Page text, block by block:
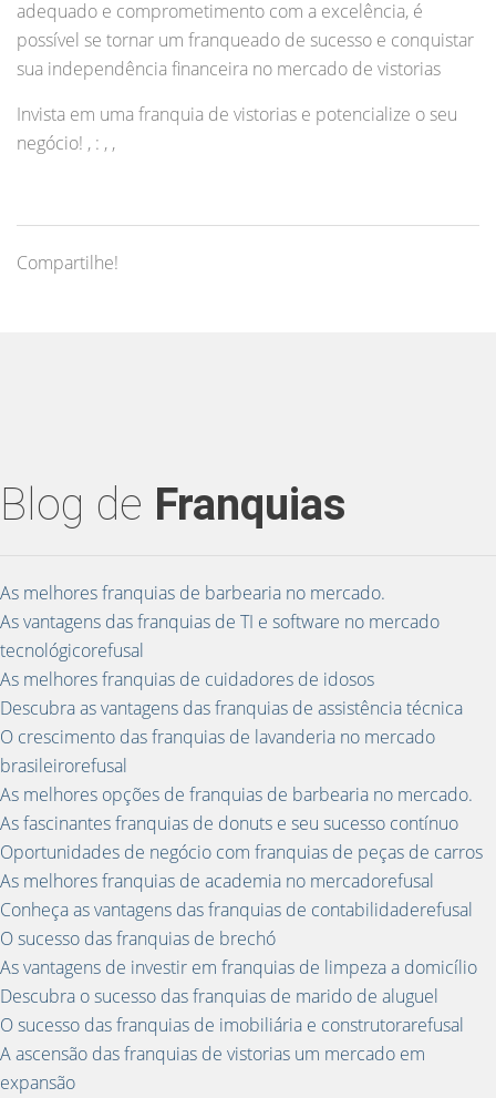
adequado e comprometimento com a excelência, é
possível se tornar um franqueado de sucesso e conquistar
sua independência financeira no mercado de vistorias
Invista em uma franquia de vistorias e potencialize o seu
negócio! , : , ,
Compartilhe!
Blog de Franquias
As melhores franquias de barbearia no mercado.
As vantagens das franquias de TI e software no mercado
tecnológicorefusal
As melhores franquias de cuidadores de idosos
Descubra as vantagens das franquias de assistência técnica
O crescimento das franquias de lavanderia no mercado
brasileirorefusal
As melhores opções de franquias de barbearia no mercado.
As fascinantes franquias de donuts e seu sucesso contínuo
Oportunidades de negócio com franquias de peças de carros
As melhores franquias de academia no mercadorefusal
Conheça as vantagens das franquias de contabilidaderefusal
O sucesso das franquias de brechó
As vantagens de investir em franquias de limpeza a domicílio
Descubra o sucesso das franquias de marido de aluguel
O sucesso das franquias de imobiliária e construtorarefusal
A ascensão das franquias de vistorias um mercado em
expansão